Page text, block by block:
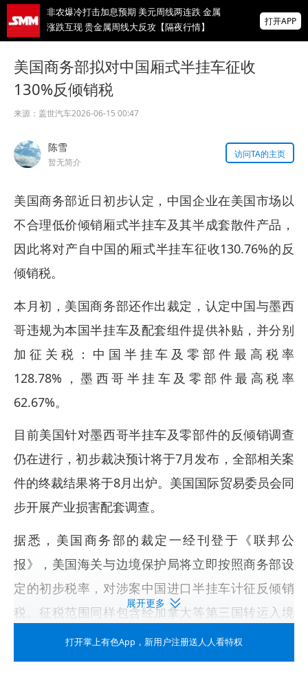
非农爆冷打击加息预期 美元周线两连跌 金属
涨跌互现 贵金属周线大反攻【隔夜行情】
寻锌行业破局发展新机遇
美国拟投30亿美元扶持关键矿产
为有色行业打造的神器
打开APP
美国商务部拟对中国厢式半挂车征收
130%反倾销税
来源： 盖世汽车2026-06-15 00:47
陈雪
暂无简介
访问TA的主页
美国商务部近日初步认定，中国企业在美国市场以
不合理低价倾销厢式半挂车及其半成套散件产品，
因此将对产自中国的厢式半挂车征收130.76%的反
倾销税。
本月初，美国商务部还作出裁定，认定中国与墨西
哥违规为本国半挂车及配套组件提供补贴，并分别
加征关税：中国半挂车及零部件最高税率
128.78%，墨西哥半挂车及零部件最高税率
62.67%。
目前美国针对墨西哥半挂车及零部件的反倾销调查
仍在进行，初步裁决预计将于7月发布，全部相关案
件的终裁结果将于8月出炉。美国国际贸易委员会同
步开展产业损害配套调查。
据悉，美国商务部的裁定一经刊登于《联邦公
报》，美国海关与边境保护局将立即按照商务部设
定的初步税率，对涉案中国进口半挂车计征反倾销
税。征税范围同样包含经加拿大等第三国转运入境
美国的中国产半挂车散件。本次反倾销税将叠加商
务部此前已公布的反补贴税，进一步约束上述商品
展开更多
打开掌上有色App ，新用户注册送人人看特权